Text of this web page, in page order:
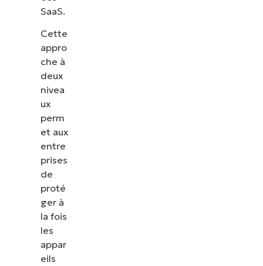
SaaS.
Cette
appro
che à
deux
nivea
ux
perm
et aux
entre
prises
de
proté
ger à
la fois
les
appar
eils
les correctifs, le MDM, la gestion des tickets et